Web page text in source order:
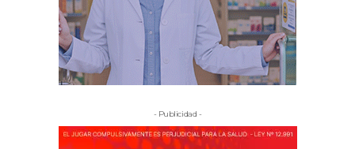
- Publicidad -